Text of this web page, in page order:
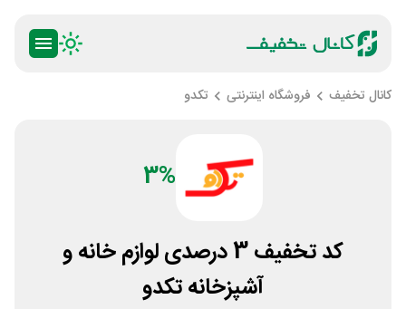
کانال تخفیف فروشگاه اینترنتی تکدو
3%
کد تخفیف 3 درصدی لوازم خانه و
آشپزخانه تکدو